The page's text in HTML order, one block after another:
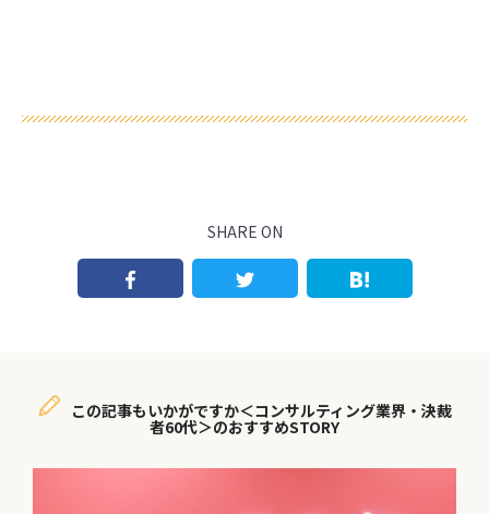
SHARE ON
この記事もいかがですか＜コンサルティング業界・決裁
者60代＞のおすすめSTORY